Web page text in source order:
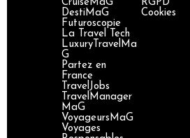
CruiseMaG
DestiMaG
Futuroscopie
La Travel Tech
LuxuryTravelMa
G
Partez en
France
TravelJobs
TravelManager
MaG
VoyageursMaG
Voyages
RGPD
Cookies